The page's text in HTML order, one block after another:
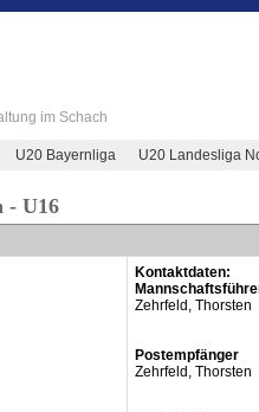
im Schach
U20 Bayernliga U20 Landesliga
- U16
Kontaktdaten:
Zehrfeld, Thorsten
Postempfänger
Zehrfeld, Thorsten